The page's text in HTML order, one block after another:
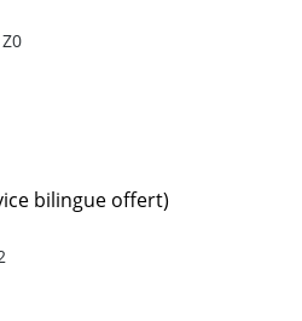
bilingue offert)